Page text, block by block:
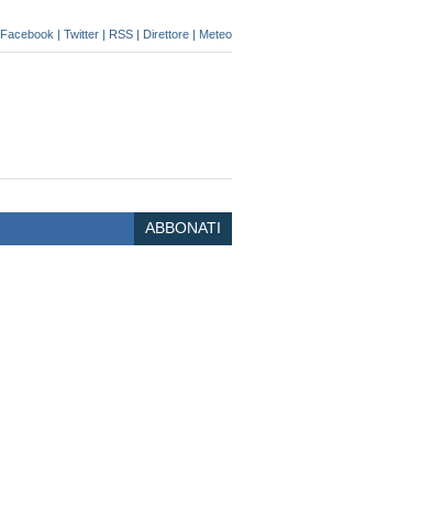
Facebook | Twitter | RSS | Direttore | Meteo
ABBONATI